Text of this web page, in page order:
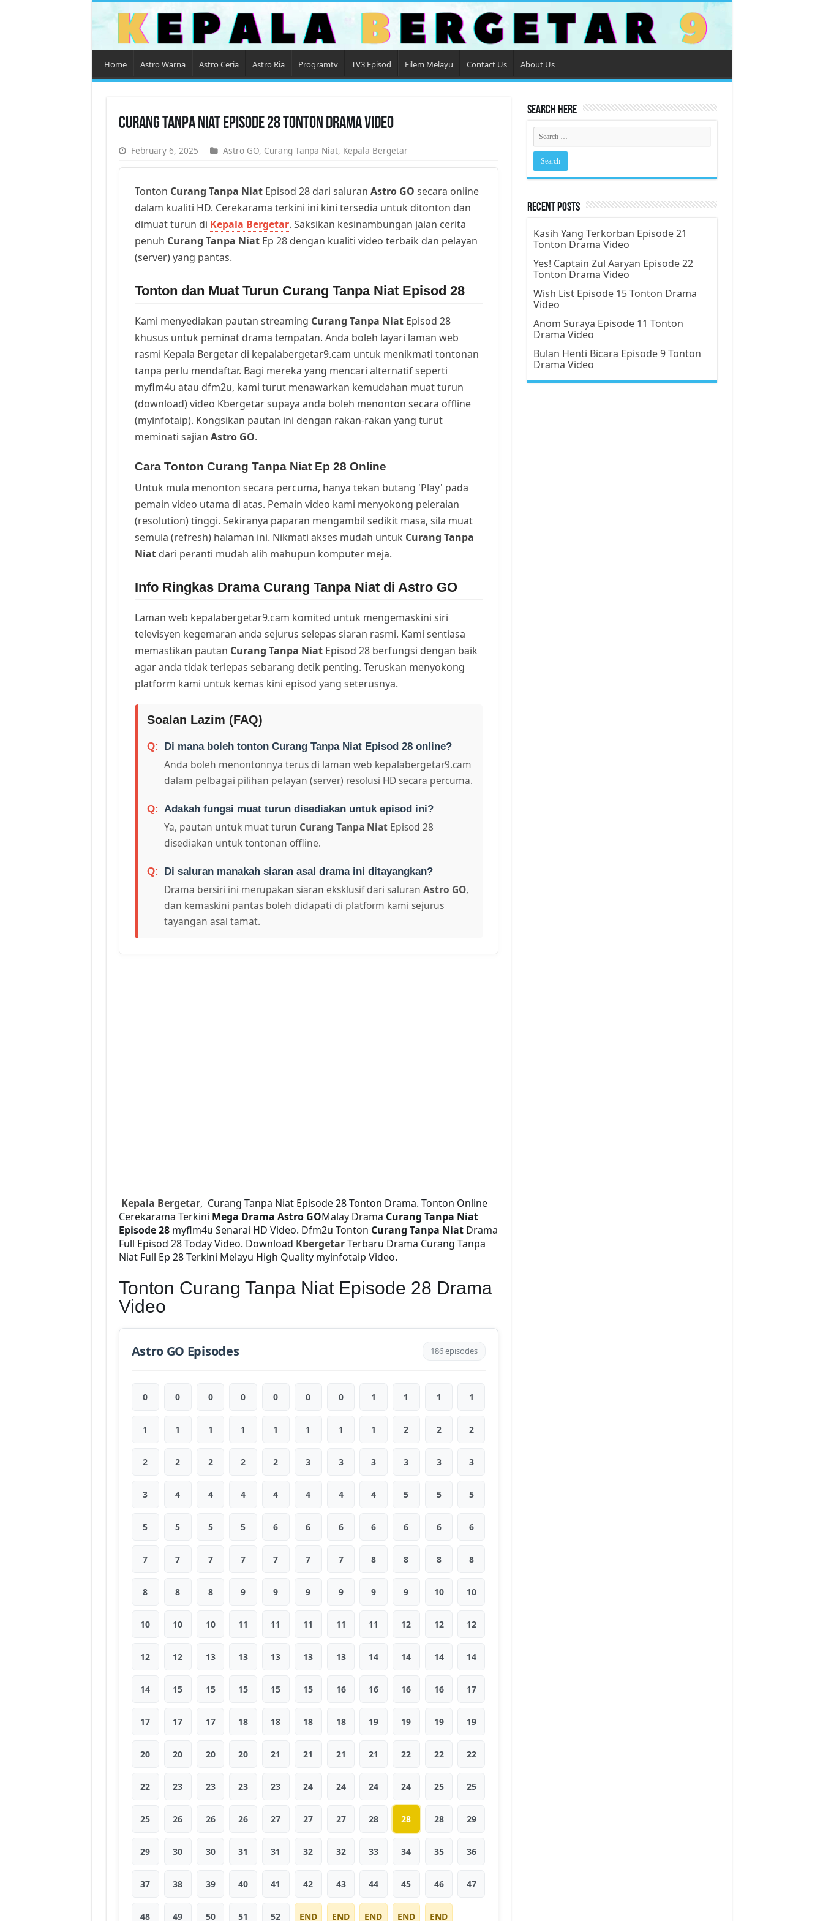
Home Astro Warna Astro Ceria Astro Ria Programtv TV3 Episod Filem Melayu Contact Us About Us
Curang Tanpa Niat Episode 28 Tonton Drama Video
February 6, 2025 Astro GO, Curang Tanpa Niat, Kepala Bergetar
Tonton Curang Tanpa NiatEpisod 28 dari saluran Astro GO secara online
dalam kualiti HD. Cerekarama terkini ini kini tersedia untuk ditonton dan
dimuat turun di Kepala Bergetar. Saksikan kesinambungan jalan cerita
penuh Curang Tanpa NiatEp 28 dengan kualiti video terbaik dan pelayan
(server) yang pantas.
Tonton dan Muat Turun Curang Tanpa Niat Episod 28
Kami menyediakan pautan streaming Curang Tanpa NiatEpisod 28
khusus untuk peminat drama tempatan. Anda boleh layari laman web
rasmi Kepala Bergetar di kepalabergetar9.cam untuk menikmati tontonan
tanpa perlu mendaftar. Bagi mereka yang mencari alternatif seperti
myflm4u atau dfm2u, kami turut menawarkan kemudahan muat turun
(download) video Kbergetar supaya anda boleh menonton secara offline
(myinfotaip). Kongsikan pautan ini dengan rakan-rakan yang turut
meminati sajian Astro GO.
Cara Tonton Curang Tanpa Niat Ep 28 Online
Untuk mula menonton secara percuma, hanya tekan butang 'Play' pada
pemain video utama di atas. Pemain video kami menyokong peleraian
(resolution) tinggi. Sekiranya paparan mengambil sedikit masa, sila muat
semula (refresh) halaman ini. Nikmati akses mudah untuk Curang Tanpa
Niatdari peranti mudah alih mahupun komputer meja.
Info Ringkas Drama Curang Tanpa Niat di Astro GO
Laman web kepalabergetar9.cam komited untuk mengemaskini siri
televisyen kegemaran anda sejurus selepas siaran rasmi. Kami sentiasa
memastikan pautan Curang Tanpa NiatEpisod 28 berfungsi dengan baik
agar anda tidak terlepas sebarang detik penting. Teruskan menyokong
platform kami untuk kemas kini episod yang seterusnya.
Soalan Lazim (FAQ)
Di mana boleh tonton Curang Tanpa Niat Episod 28 online?
Anda boleh menontonnya terus di laman web kepalabergetar9.cam
dalam pelbagai pilihan pelayan (server) resolusi HD secara percuma.
Adakah fungsi muat turun disediakan untuk episod ini?
Ya, pautan untuk muat turun Curang Tanpa NiatEpisod 28
disediakan untuk tontonan offline.
Di saluran manakah siaran asal drama ini ditayangkan?
Drama bersiri ini merupakan siaran eksklusif dari saluran Astro GO,
dan kemaskini pantas boleh didapati di platform kami sejurus
tayangan asal tamat.
Kepala Bergetar, Curang Tanpa Niat Episode 28 Tonton Drama. Tonton Online
Cerekarama Terkini Mega Drama Astro GOMalay Drama Curang Tanpa Niat
Episode 28 myflm4u Senarai HD Video. Dfm2u Tonton Curang Tanpa NiatDrama
Full Episod 28 Today Video. Download KbergetarTerbaru Drama Curang Tanpa
Niat Full Ep 28 Terkini Melayu High Quality myinfotaip Video.
Tonton Curang Tanpa Niat Episode 28 Drama
Video
Astro GO Episodes 186 episodes
0 0 0 0 0 0 0 1 1 1 1
1 1 1 1 1 1 1 1 2 2 2
2 2 2 2 2 3 3 3 3 3 3
3 4 4 4 4 4 4 4 5 5 5
5 5 5 5 6 6 6 6 6 6 6
7 7 7 7 7 7 7 8 8 8 8
8 8 8 9 9 9 9 9 9 10 10
10 10 10 11 11 11 11 11 12 12 12
12 12 13 13 13 13 13 14 14 14 14
14 15 15 15 15 15 16 16 16 16 17
17 17 17 18 18 18 18 19 19 19 19
20 20 20 20 21 21 21 21 22 22 22
22 23 23 23 23 24 24 24 24 25 25
25 26 26 26 27 27 27 28 28 28 29
29 30 30 31 31 32 32 33 34 35 36
37 38 39 40 41 42 43 44 45 46 47
48 49 50 51 52 END END END END END
Search Here
Recent Posts
Kasih Yang Terkorban Episode 21
Tonton Drama Video
Yes! Captain Zul Aaryan Episode 22
Tonton Drama Video
Wish List Episode 15 Tonton Drama
Video
Anom Suraya Episode 11 Tonton
Drama Video
Bulan Henti Bicara Episode 9 Tonton
Drama Video